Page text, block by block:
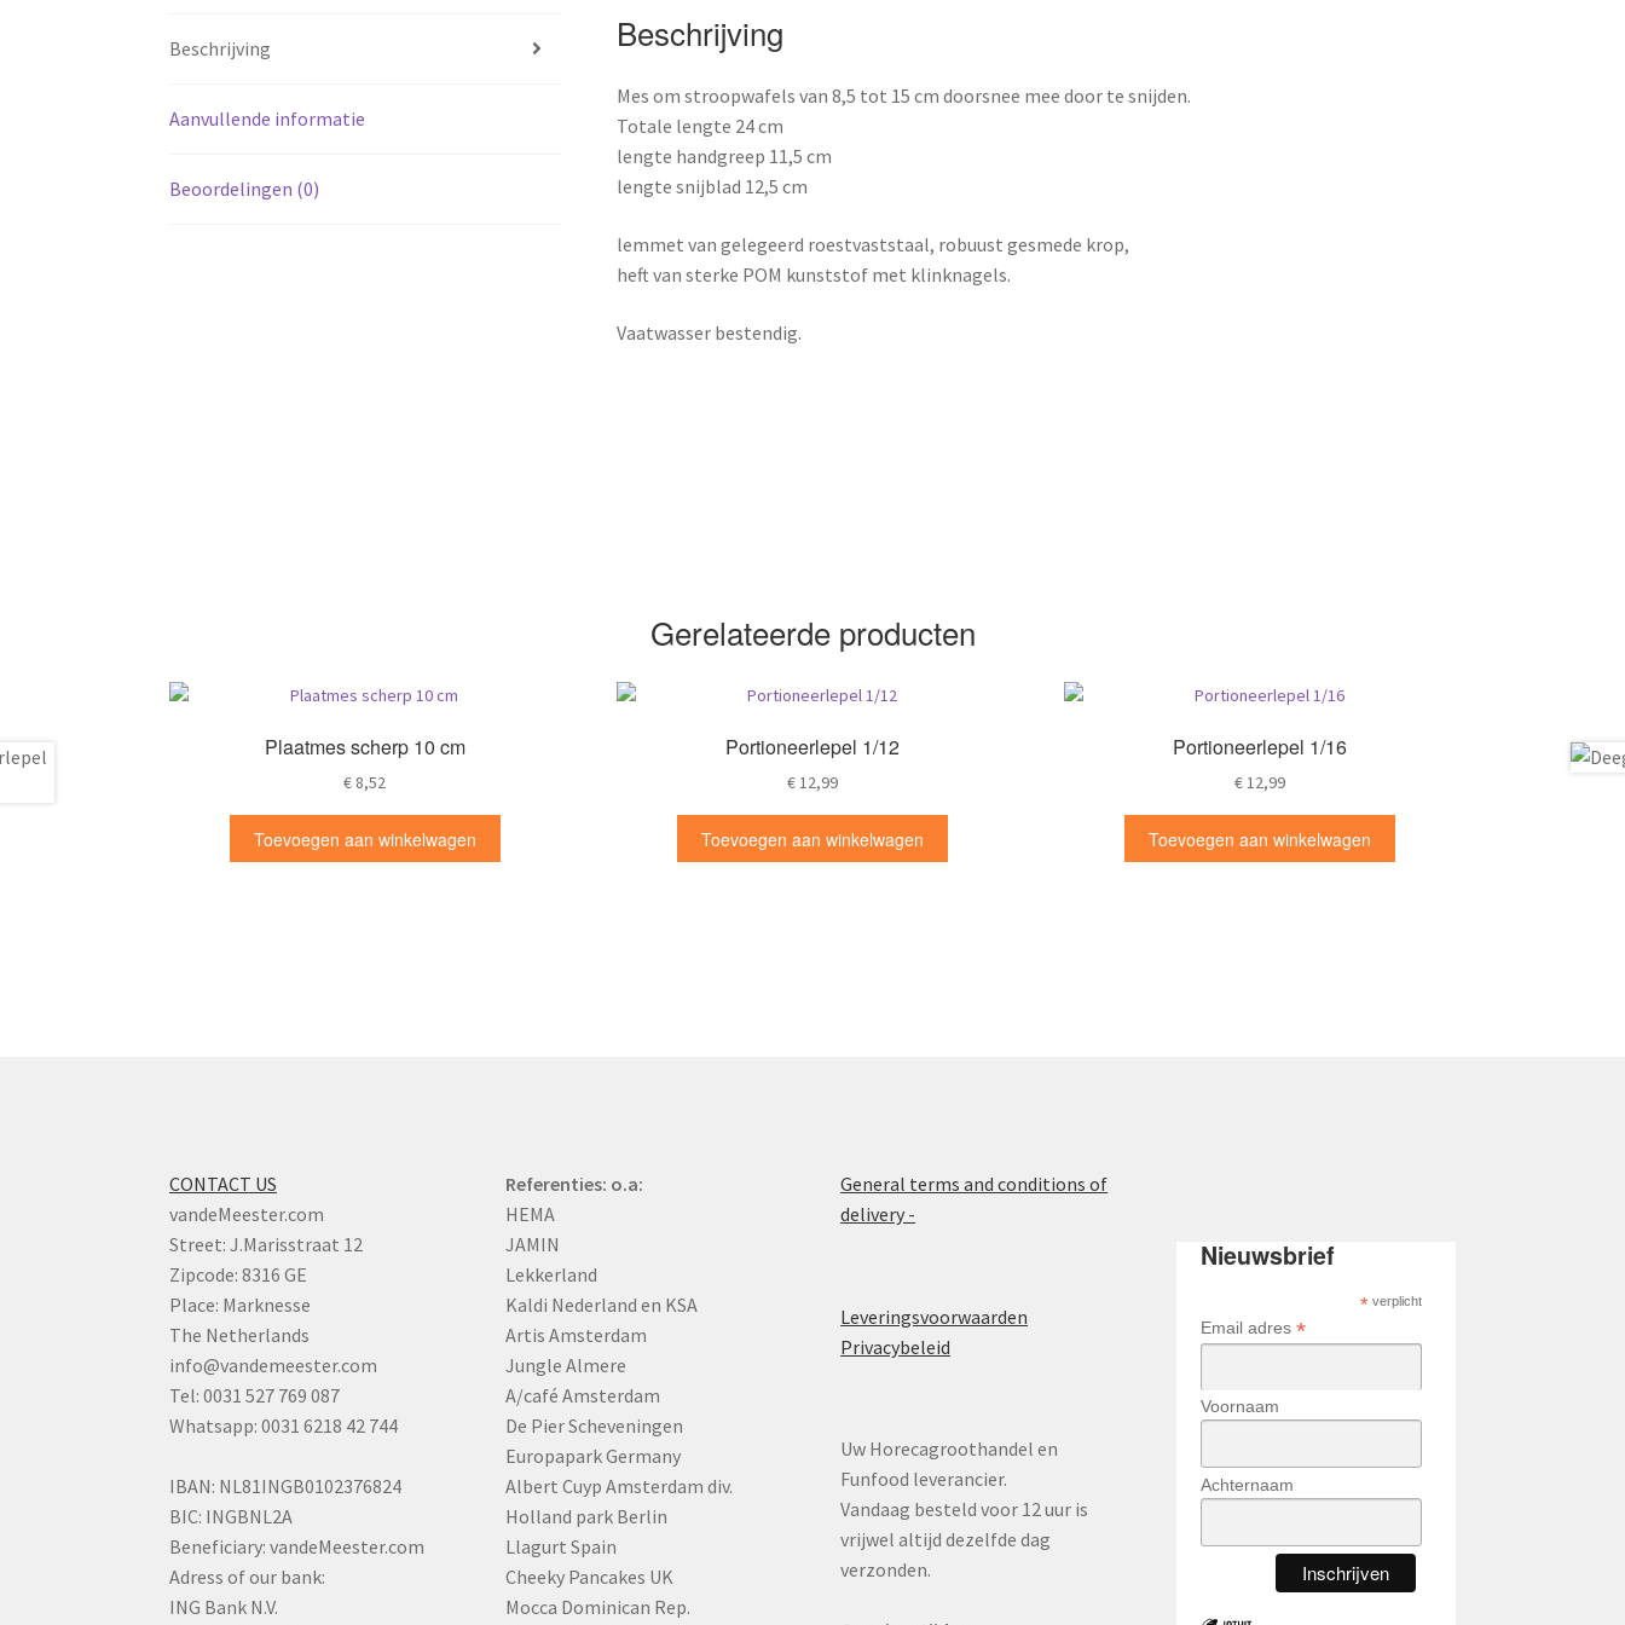
Beschrijving
Aanvullende informatie
Beoordelingen (0)
Beschrijving
Mes om stroopwafels van 8,5 tot 15 cm doorsnee mee door te snijden.
Totale lengte 24 cm
lengte handgreep 11,5 cm
lengte snijblad 12,5 cm
lemmet van gelegeerd roestvaststaal, robuust gesmede krop,
heft van sterke POM kunststof met klinknagels.
Vaatwasser bestendig.
Gerelateerde producten
Plaatmes scherp 10 cm
€ 8,52
Toevoegen aan winkelwagen
Portioneerlepel 1/12
€12,99
Toevoegen aan winkelwagen
Portioneerlepel 1/16
€12,99
Toevoegen aan winkelwagen
CONTACT US
vandeMeester.com
Street: J.Marisstraat 12
Zipcode: 8316 GE
Place: Marknesse
The Netherlands
info@vandemeester.com
Tel: 0031 527 769 087
Whatsapp: 0031 6218 42 744
IBAN: NL81INGB0102376824
BIC: INGBNL2A
Beneficiary: vandeMeester.com
Adress of our bank:
ING Bank N.V.
Referenties: o.a:
HEMA
JAMIN
Lekkerland
Kaldi Nederland en KSA
Artis Amsterdam
Jungle Almere
A/café Amsterdam
De Pier Scheveningen
Europapark Germany
Albert Cuyp Amsterdam div.
Holland park Berlin
Llagurt Spain
Cheeky Pancakes UK
Mocca Dominican Rep.
General terms and conditions of
delivery -
Leveringsvoorwaarden
Privacybeleid
Uw Horecagroothandel en
Funfood leverancier.
Vandaag besteld voor 12 uur is
vrijwel altijd dezelfde dag
verzonden.
Nieuwsbrief
* verplicht
Email adres *
Voornaam
Achternaam